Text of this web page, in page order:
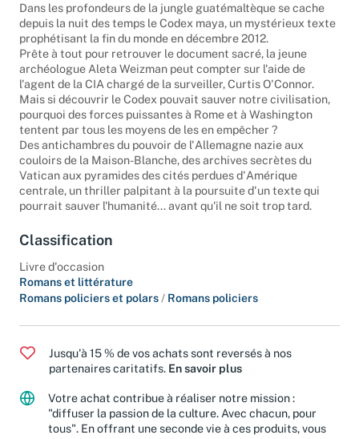
Dans les profondeurs de la jungle guatémaltèque se cache
depuis la nuit des temps le Codex maya, un mystérieux texte
prophétisant la fin du monde en décembre 2012.
Prête à tout pour retrouver le document sacré, la jeune
archéologue Aleta Weizman peut compter sur l'aide de
l'agent de la CIA chargé de la surveiller, Curtis O'Connor.
Mais si découvrir le Codex pouvait sauver notre civilisation,
pourquoi des forces puissantes à Rome et à Washington
tentent par tous les moyens de les en empêcher ?
Des antichambres du pouvoir de l'Allemagne nazie aux
couloirs de la Maison-Blanche, des archives secrètes du
Vatican aux pyramides des cités perdues d'Amérique
centrale, un thriller palpitant à la poursuite d'un texte qui
pourrait sauver l'humanité... avant qu'il ne soit trop tard.
Classification
Livre d'occasion
Romans et littérature
Romans policiers et polars / Romans policiers
Jusqu'à 15 % de vos achats sont reversés à nos
partenaires caritatifs. En savoir plus
Votre achat contribue à réaliser notre mission :
"diffuser la passion de la culture. Avec chacun, pour
tous". En offrant une seconde vie à ces produits, vous